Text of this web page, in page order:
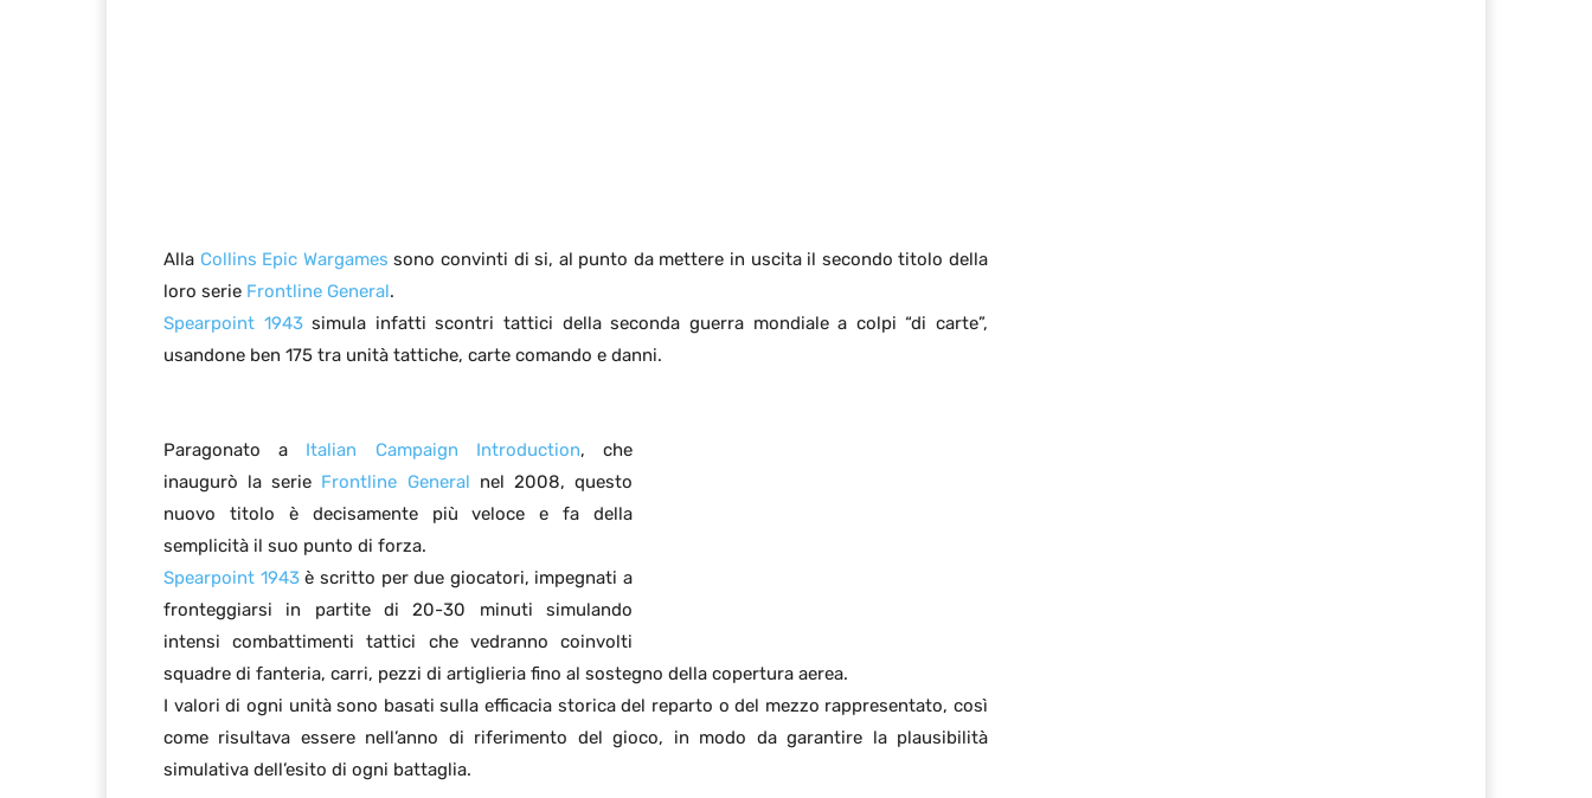
Alla Collins Epic Wargames sono convinti di si, al punto da mettere in uscita il secondo titolo della
loro serie Frontline General.
Spearpoint 1943simula infatti scontri tattici della seconda guerra mondiale a colpi “di carte”,
usandone ben 175 tra unità tattiche, carte comando e danni.
Paragonato a Italian Campaign Introduction, che
inaugurò la serie Frontline General nel 2008, questo
nuovo titolo è decisamente più veloce e fa della
semplicità il suo punto di forza.
Spearpoint 1943è scritto per due giocatori, impegnati a
fronteggiarsi in partite di 20-30 minuti simulando
intensi combattimenti tattici che vedranno coinvolti
squadre di fanteria, carri, pezzi di artiglieria fino al sostegno della copertura aerea.
I valori di ogni unità sono basati sulla efficacia storica del reparto o del mezzo rappresentato, così
come risultava essere nell’anno di riferimento del gioco, in modo da garantire la plausibilità
simulativa dell’esito di ogni battaglia.